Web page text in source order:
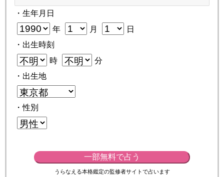
・生年月日
年 月
日
・出生時刻
時
分
・出生地
・性別
一部無料で占う
うらなえる本格鑑定の監修者サイトで占います